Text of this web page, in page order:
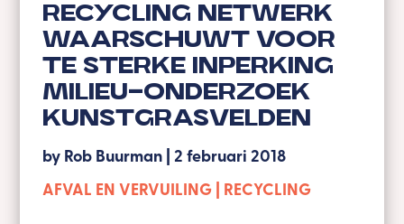
Recycling Netwerk
waarschuwt voor
te sterke inperking
milieu-onderzoek
kunstgrasvelden
by Rob Buurman| 2 februari 2018
AFVAL EN VERVUILING
RECYCLING